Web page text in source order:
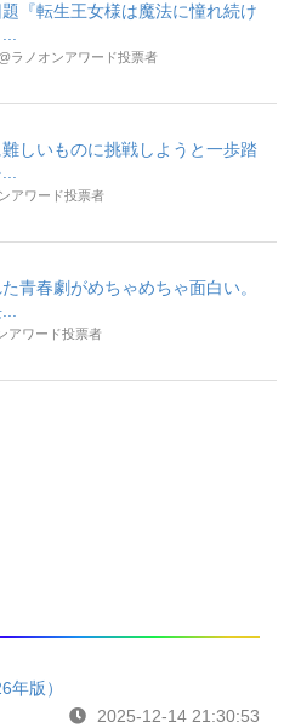
『転生王女様は魔法に憧れ続け
ラノオンアワード投票者
しいものに挑戦しようと一歩踏
アワード投票者
青春劇がめちゃめちゃ面白い。
アワード投票者
年版）
2025-12-14 21:30:53